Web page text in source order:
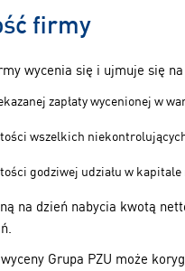
firmy
wycenia się i ujmuje się
zapłaty wycenionej w
wszelkich
godziwej udziału w
na dzień nabycia kwotą
Grupa PZU może